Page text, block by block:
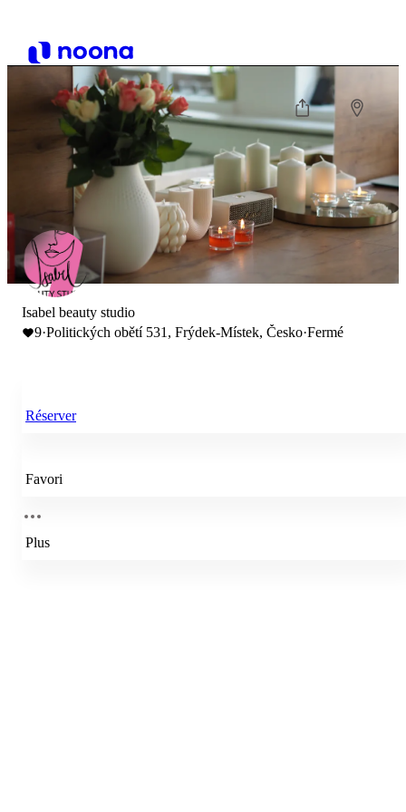
Isabel beauty studio
9·Politických obětí 531, Frýdek-Místek, Česko·Fermé
Réserver
Favori
Plus